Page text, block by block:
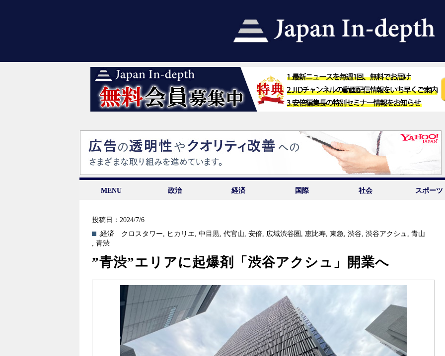
MENU 政治 経済 国際 社会 スポーツ
投稿日：2024/7/6
.経済
クロスタワー, ヒカリエ,中目黒,代官山,安倍, 広域渋谷圏 ,恵比寿,東急,渋谷,渋谷アクシュ ,青山
, 青渋
”青渋”エリアに起爆剤「渋谷アクシュ」開業へ